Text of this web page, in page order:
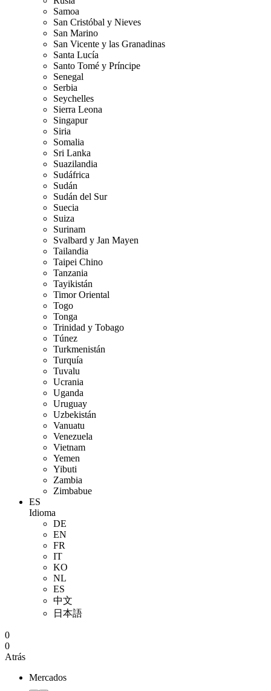
Samoa
San Cristóbal y Nieves
San Marino
San Vicente y las Granadinas
Santa Lucía
Santo Tomé y Príncipe
Senegal
Serbia
Seychelles
Sierra Leona
Singapur
Siria
Somalia
Sri Lanka
Suazilandia
Sudáfrica
Sudán
Sudán del Sur
Suecia
Suiza
Surinam
Svalbard y Jan Mayen
Tailandia
Taipei Chino
Tanzania
Tayikistán
Timor Oriental
Togo
Tonga
Trinidad y Tobago
Túnez
Turkmenistán
Turquía
Tuvalu
Ucrania
Uganda
Uruguay
Uzbekistán
Vanuatu
Venezuela
Vietnam
Yemen
Yibuti
Zambia
Zimbabue
ES
Idioma
DE
EN
FR
IT
KO
NL
ES
中文
日本語
0
0
Atrás
Mercados